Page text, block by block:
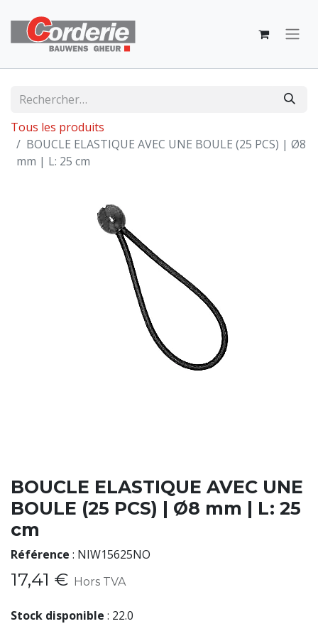
Tous les produits
BOUCLE ELASTIQUE AVEC UNE BOULE (25 PCS) | Ø8
mm | L: 25 cm
BOUCLE ELASTIQUE AVEC UNE
BOULE (25 PCS) | Ø8 mm | L: 25
cm
Référence : NIW15625NO
17,41 € Hors TVA
Stock disponible : 22.0